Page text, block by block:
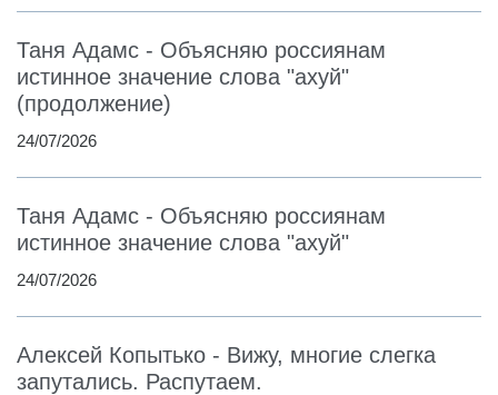
Таня Адамс - Объясняю россиянам
истинное значение слова "ахуй"
(продолжение)
24/07/2026
Таня Адамс - Объясняю россиянам
истинное значение слова "ахуй"
24/07/2026
Алексей Копытько - Вижу, многие слегка
запутались. Распутаем.